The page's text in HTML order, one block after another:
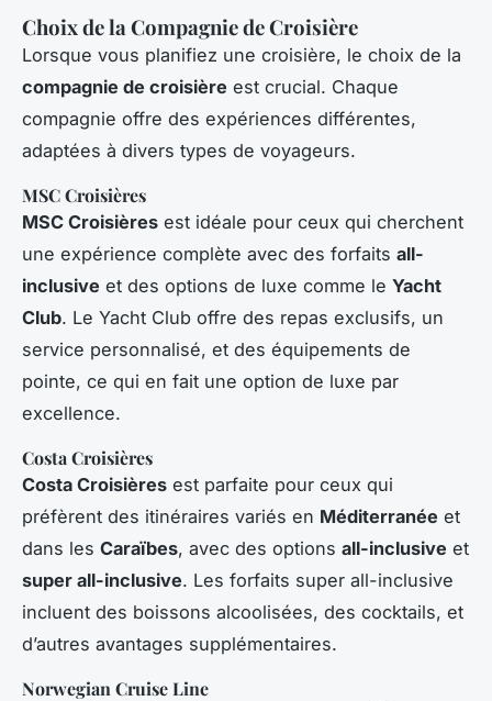
Choix de la Compagnie de Croisière
Lorsque vous planifiez une croisière, le choix de la
compagnie de croisière est crucial. Chaque
compagnie offre des expériences différentes,
adaptées à divers types de voyageurs.
MSC Croisières
MSC Croisières est idéale pour ceux qui cherchent
une expérience complète avec des forfaits all-
inclusive et des options de luxe comme le Yacht
Club. Le Yacht Club offre des repas exclusifs, un
service personnalisé, et des équipements de
pointe, ce qui en fait une option de luxe par
excellence.
Costa Croisières
Costa Croisières est parfaite pour ceux qui
préfèrent des itinéraires variés en Méditerranée et
dans les Caraïbes, avec des options all-inclusive et
super all-inclusive. Les forfaits super all-inclusive
incluent des boissons alcoolisées, des cocktails, et
d’autres avantages supplémentaires.
Norwegian Cruise Line